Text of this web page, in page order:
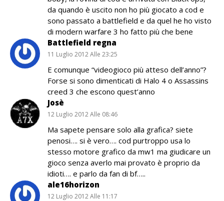
da quando è uscito non ho più giocato a cod e
sono passato a battlefield e da quel he ho visto
di modern warfare 3 ho fatto più che bene
Battlefield regna
11 Luglio 2012 Alle 23:25
E comunque “videogioco più atteso dell’anno”?
Forse si sono dimenticati di Halo 4 o Assassins
creed 3 che escono quest’anno
Josè
12 Luglio 2012 Alle 08:46
Ma sapete pensare solo alla grafica? siete
penosi…. si è vero…. cod purtroppo usa lo
stesso motore grafico da mw1 ma giudicare un
gioco senza averlo mai provato è proprio da
idioti…. e parlo da fan di bf…..
ale16horizon
12 Luglio 2012 Alle 11:17